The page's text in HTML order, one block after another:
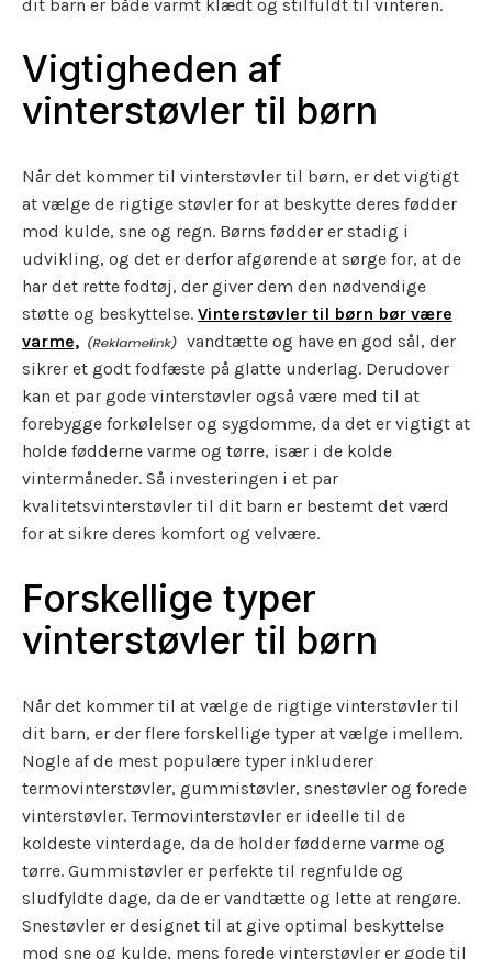
dit barn er både varmt klædt og stilfuldt til vinteren.
Vigtigheden af
vinterstøvler til børn
Når det kommer til vinterstøvler til børn, er det vigtigt
at vælge de rigtige støvler for at beskytte deres fødder
mod kulde, sne og regn. Børns fødder er stadig i
udvikling, og det er derfor afgørende at sørge for, at de
har det rette fodtøj, der giver dem den nødvendige
støtte og beskyttelse. Vinterstøvler til børn bør være
varme,
vandtætte og have en god sål, der
sikrer et godt fodfæste på glatte underlag. Derudover
kan et par gode vinterstøvler også være med til at
forebygge forkølelser og sygdomme, da det er vigtigt at
holde fødderne varme og tørre, især i de kolde
vintermåneder. Så investeringen i et par
kvalitetsvinterstøvler til dit barn er bestemt det værd
for at sikre deres komfort og velvære.
Forskellige typer
vinterstøvler til børn
Når det kommer til at vælge de rigtige vinterstøvler til
dit barn, er der flere forskellige typer at vælge imellem.
Nogle af de mest populære typer inkluderer
termovinterstøvler, gummistøvler, snestøvler og forede
vinterstøvler. Termovinterstøvler er ideelle til de
koldeste vinterdage, da de holder fødderne varme og
tørre. Gummistøvler er perfekte til regnfulde og
sludfyldte dage, da de er vandtætte og lette at rengøre.
Snestøvler er designet til at give optimal beskyttelse
mod sne og kulde, mens forede vinterstøvler er gode til